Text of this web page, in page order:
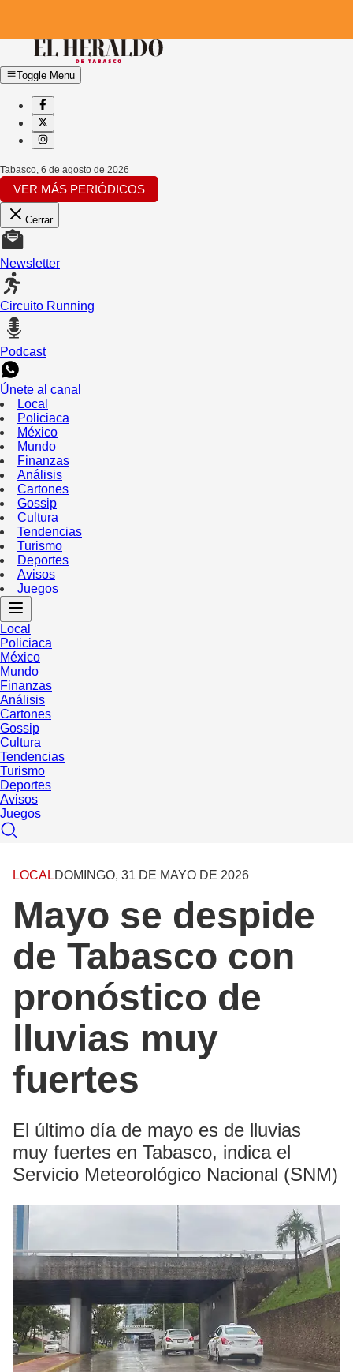
Toggle Menu
Tabasco, 6 de agosto de 2026
VER MÁS PERIÓDICOS
Cerrar
Newsletter
Circuito Running
Podcast
Únete al canal
Local
Policiaca
México
Mundo
Finanzas
Análisis
Cartones
Gossip
Cultura
Tendencias
Turismo
Deportes
Avisos
Juegos
Local
Policiaca
México
Mundo
Finanzas
Análisis
Cartones
Gossip
Cultura
Tendencias
Turismo
Deportes
Avisos
Juegos
LOCALDOMINGO, 31 DE MAYO DE 2026
Mayo se despide
de Tabasco con
pronóstico de
lluvias muy
fuertes
El último día de mayo es de lluvias
muy fuertes en Tabasco, indica el
Servicio Meteorológico Nacional (SNM)